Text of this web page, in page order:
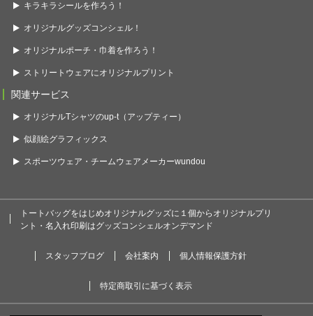
キラキラシールを作ろう！
オリジナルグッズコンシェル！
オリジナルポーチ・巾着を作ろう！
ストリートウェアにオリジナルプリント
関連サービス
オリジナルTシャツのup-t（アップティー）
似顔絵グラフィックス
スポーツウェア・チームウェアメーカーwundou
トートバッグをはじめオリジナルグッズに１個からオリジナルプリ
ント・名入れ印刷はグッズコンシェルオンデマンド
スタッフブログ 会社案内 個人情報保護方針
特定商取引に基づく表示